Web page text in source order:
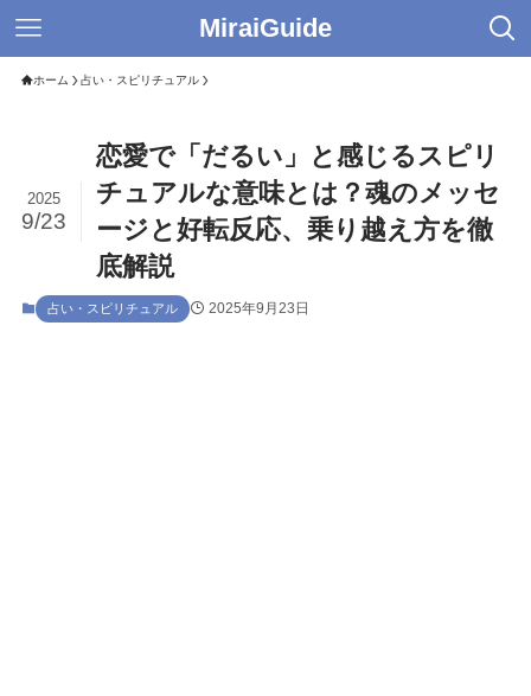
MiraiGuide
ホーム 占い・スピリチュアル
恋愛で「だるい」と感じるスピリ
チュアルな意味とは？魂のメッセ
ージと好転反応、乗り越え方を徹
底解説
2025
9/23
占い・スピリチュアル 2025年9月23日